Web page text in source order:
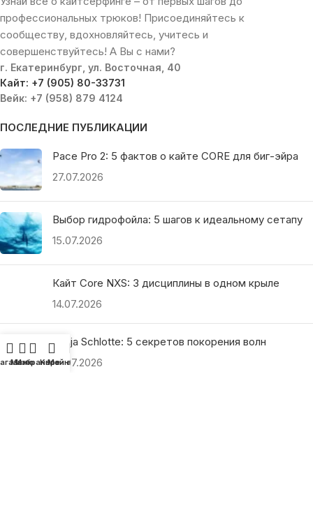
профессиональных трюков! Присоединяйтесь к
сообществу, вдохновляйтесь, учитесь и
совершенствуйтесь! А Вы с нами?
г. Екатеринбург, ул. Восточная, 40
Кайт: +7 (905) 80-33731
Вейк: +7 (958) 879 4124
ПОСЛЕДНИЕ ПУБЛИКАЦИИ
Pace Pro 2: 5 фактов о кайте CORE для биг-эйра
27.07.2026
Выбор гидрофойла: 5 шагов к идеальному сетапу
15.07.2026
Кайт Core NXS: 3 дисциплины в одном крыле
14.07.2026
Ranja Schlotte: 5 секретов покорения волн
13.07.2026
Меню
Избранное
Корзина
Мой аккаунт